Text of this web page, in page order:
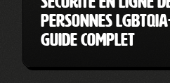
personnes
guide complet